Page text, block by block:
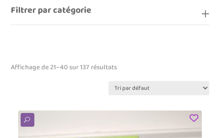
Filtrer par catégorie
Affichage de 21–40 sur 137 résultats
U